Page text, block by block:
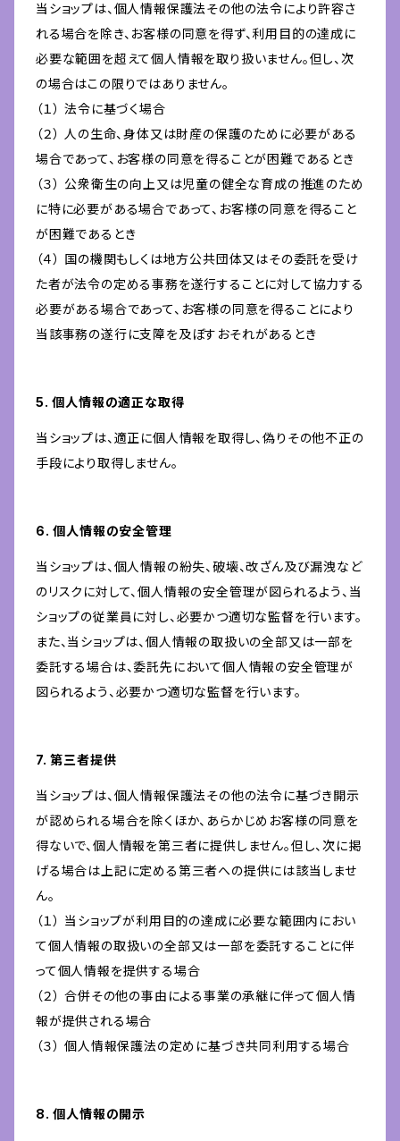
当ショップは、個人情報保護法その他の法令により許容さ
れる場合を除き、お客様の同意を得ず、利用目的の達成に
必要な範囲を超えて個人情報を取り扱いません。但し、次
の場合はこの限りではありません。
（１） 法令に基づく場合
（２） 人の生命、身体又は財産の保護のために必要がある
場合であって、お客様の同意を得ることが困難であるとき
（３） 公衆衛生の向上又は児童の健全な育成の推進のため
に特に必要がある場合であって、お客様の同意を得ること
が困難であるとき
（４） 国の機関もしくは地方公共団体又はその委託を受け
た者が法令の定める事務を遂行することに対して協力する
必要がある場合であって、お客様の同意を得ることにより
当該事務の遂行に支障を及ぼすおそれがあるとき
5. 個人情報の適正な取得
当ショップは、適正に個人情報を取得し、偽りその他不正の
手段により取得しません。
6. 個人情報の安全管理
当ショップは、個人情報の紛失、破壊、改ざん及び漏洩など
のリスクに対して、個人情報の安全管理が図られるよう、当
ショップの従業員に対し、必要かつ適切な監督を行います。
また、当ショップは、個人情報の取扱いの全部又は一部を
委託する場合は、委託先において個人情報の安全管理が
図られるよう、必要かつ適切な監督を行います。
7. 第三者提供
当ショップは、個人情報保護法その他の法令に基づき開示
が認められる場合を除くほか、あらかじめお客様の同意を
得ないで、個人情報を第三者に提供しません。但し、次に掲
げる場合は上記に定める第三者への提供には該当しませ
ん。
（１） 当ショップが利用目的の達成に必要な範囲内におい
て個人情報の取扱いの全部又は一部を委託することに伴
って個人情報を提供する場合
（２） 合併その他の事由による事業の承継に伴って個人情
報が提供される場合
（３） 個人情報保護法の定めに基づき共同利用する場合
8. 個人情報の開示